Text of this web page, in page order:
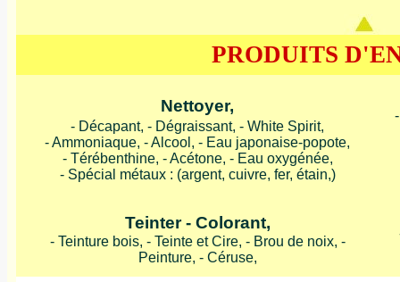
PRODUITS
Nettoyer,
- Décapant, - Dégraissant, - White Spirit,
- Ammoniaque, - Alcool, - Eau japonaise-popote,
- Térébenthine, - Acétone, - Eau oxygénée,
- Spécial métaux : (argent, cuivre, fer, étain,)
Teinter - Colorant,
- Teinture bois, - Teinte et Cire, - Brou de noix, -
Peinture, - Céruse,